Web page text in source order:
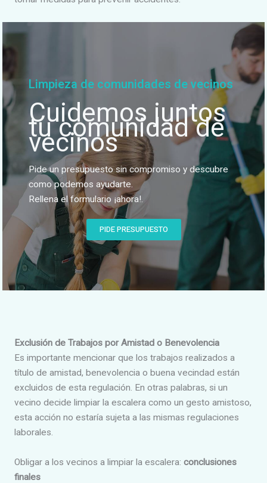
Limpieza de comunidades de vecinos
Cuidemos juntos
tu comunidad de
vecinos
Pide un presupuesto sin compromiso y descubre
como podemos ayudarte.
Rellena el formulario ¡ahora!.
PIDE PRESUPUESTO
Exclusión de Trabajos por Amistad o Benevolencia
Es importante mencionar que los trabajos realizados a
título de amistad, benevolencia o buena vecindad están
excluidos de esta regulación. En otras palabras, si un
vecino decide limpiar la escalera como un gesto amistoso,
esta acción no estaría sujeta a las mismas regulaciones
laborales.
Obligar a los vecinos a limpiar la escalera: conclusiones
finales